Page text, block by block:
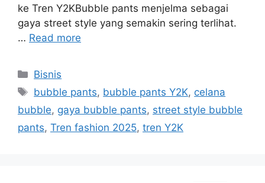
ke Tren Y2KBubble pants menjelma sebagai
gaya street style yang semakin sering terlihat.
… Read more
Categories
Bisnis
Tags
bubble pants, bubble pants Y2K, celana
bubble, gaya bubble pants, street style bubble
pants, Tren fashion 2025, tren Y2K